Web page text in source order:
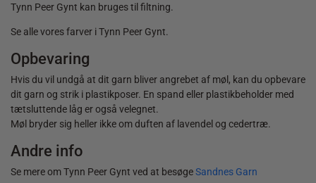
Tynn Peer Gynt kan bruges til filtning.
Se alle vores farver i Tynn Peer Gynt.
Opbevaring
Hvis du vil undgå at dit garn bliver angrebet af møl, kan du opbevare
dit garn og strik i plastikposer. En spand eller plastikbeholder med
tætsluttende låg er også velegnet.
Møl bryder sig heller ikke om duften af lavendel og cedertræ.
Andre info
Se mere om Tynn Peer Gynt ved at besøgeSandnes Garn